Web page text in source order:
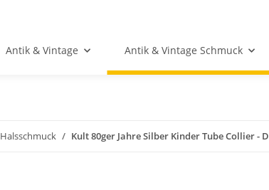
Antik & Vintage Antik & Vintage Schmuck
Halsschmuck Kult 80ger Jahre Silber Kinder Tube Collier -